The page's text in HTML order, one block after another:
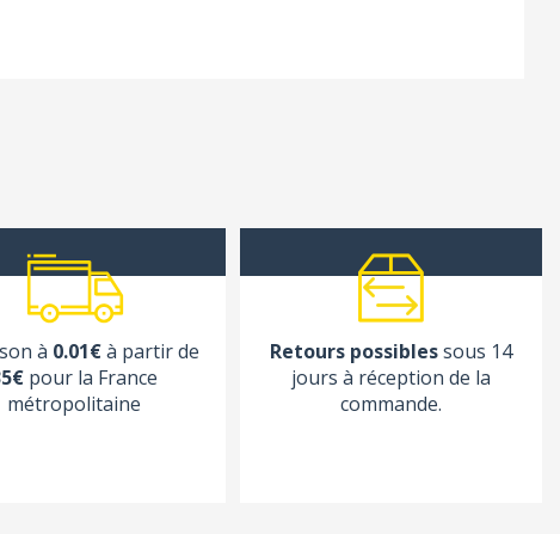
à 0.01€à partir de
pour la France
métropolitaine
Retours possiblessous 14
jours à réception de la
commande.